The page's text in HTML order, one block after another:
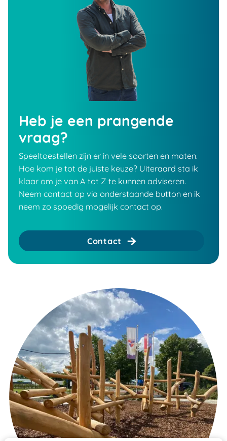
Heb je een prangende
vraag?
Speeltoestellen zijn er in vele soorten en maten.
Hoe kom je tot de juiste keuze? Uiteraard sta ik
klaar om je van A tot Z te kunnen adviseren.
Neem contact op via onderstaande button en ik
neem zo spoedig mogelijk contact op.
Contact